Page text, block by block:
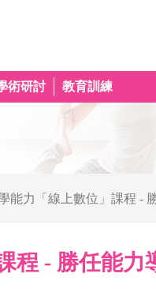
術研討 教育訓練
能力「線上數位」課程 -
程 - 勝任能力